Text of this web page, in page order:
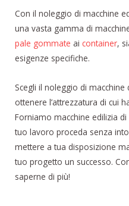
Con il noleggio di macchine
una vasta gamma di
pale gommate ai container,
esigenze specifiche.
Scegli il noleggio di
ottenere l’attrezzatura di cui
Forniamo macchine edilizia
tuo lavoro proceda senza
mettere a tua disposizione
tuo progetto un successo.
saperne di più!